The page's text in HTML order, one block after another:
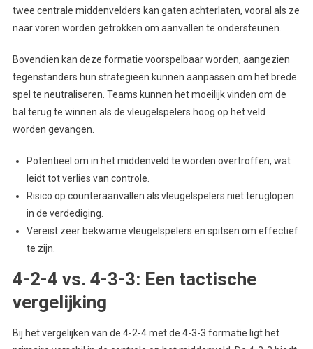
twee centrale middenvelders kan gaten achterlaten, vooral als ze
naar voren worden getrokken om aanvallen te ondersteunen.
Bovendien kan deze formatie voorspelbaar worden, aangezien
tegenstanders hun strategieën kunnen aanpassen om het brede
spel te neutraliseren. Teams kunnen het moeilijk vinden om de
bal terug te winnen als de vleugelspelers hoog op het veld
worden gevangen.
Potentieel om in het middenveld te worden overtroffen, wat
leidt tot verlies van controle.
Risico op counteraanvallen als vleugelspelers niet teruglopen
in de verdediging.
Vereist zeer bekwame vleugelspelers en spitsen om effectief
te zijn.
4-2-4 vs. 4-3-3: Een tactische
vergelijking
Bij het vergelijken van de 4-2-4 met de 4-3-3 formatie ligt het